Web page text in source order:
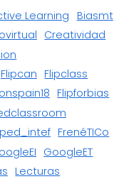
Learning
Biasmt
Creatividad
Flipcan Flipclass
Flipforbias
FrenéTICo
GoogleET
Lecturas